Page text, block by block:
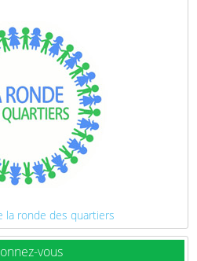
la ronde des quartiers
vous